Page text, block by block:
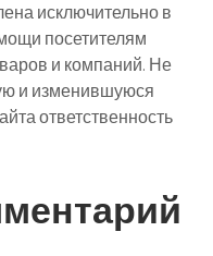
исключительно в
посетителям
и компаний. Не
и изменившуюся
ответственность